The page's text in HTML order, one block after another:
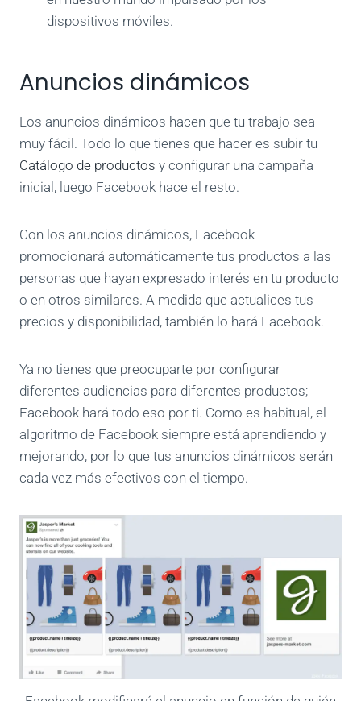
dispositivos móviles.
Anuncios dinámicos
Los anuncios dinámicos hacen que tu trabajo sea
muy fácil. Todo lo que tienes que hacer es subir tu
Catálogo de productos y configurar una campaña
inicial, luego Facebook hace el resto.
Con los anuncios dinámicos, Facebook
promocionará automáticamente tus productos a las
personas que hayan expresado interés en tu producto
o en otros similares. A medida que actualices tus
precios y disponibilidad, también lo hará Facebook.
Ya no tienes que preocuparte por configurar
diferentes audiencias para diferentes productos;
Facebook hará todo eso por ti. Como es habitual, el
algoritmo de Facebook siempre está aprendiendo y
mejorando, por lo que tus anuncios dinámicos serán
cada vez más efectivos con el tiempo.